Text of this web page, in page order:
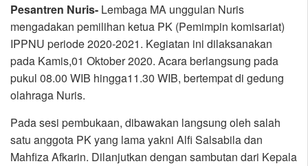
Pesantren Nuris- Lembaga MA unggulan Nuris
mengadakan pemilihan ketua PK (Pemimpin komisariat)
IPPNU periode 2020-2021. Kegiatan ini dilaksanakan
pada Kamis,01 Oktober 2020. Acara berlangsung pada
pukul 08.00 WIB hingga11.30 WIB, bertempat di gedung
olahraga Nuris.
Pada sesi pembukaan, dibawakan langsung oleh salah
satu anggota PK yang lama yakni Alfi Salsabila dan
Mahfiza Afkarin. Dilanjutkan dengan sambutan dari Kepala